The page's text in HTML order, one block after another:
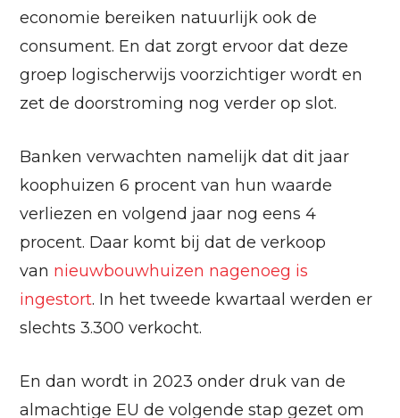
economie bereiken natuurlijk ook de
consument. En dat zorgt ervoor dat deze
groep logischerwijs voorzichtiger wordt en
zet de doorstroming nog verder op slot.
Banken verwachten namelijk dat dit jaar
koophuizen 6 procent van hun waarde
verliezen en volgend jaar nog eens 4
procent. Daar komt bij dat de verkoop
van nieuwbouwhuizen nagenoeg is
ingestort. In het tweede kwartaal werden er
slechts 3.300 verkocht.
En dan wordt in 2023 onder druk van de
almachtige EU de volgende stap gezet om